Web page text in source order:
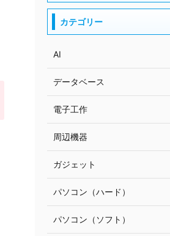
カテゴリー
AI
データベース
電子工作
周辺機器
ガジェット
パソコン（ハード）
パソコン（ソフト）